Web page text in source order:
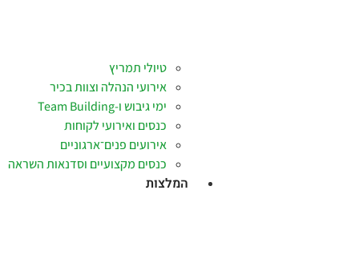
טיולי תמריץ
אירועי הנהלה וצוות בכיר
ימי גיבוש ו-Team Building
כנסים ואירועי לקוחות
אירועים פנים־ארגוניים
כנסים מקצועיים וסדנאות השראה
המלצות